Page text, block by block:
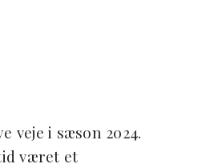
veje i sæson 2024.
været et